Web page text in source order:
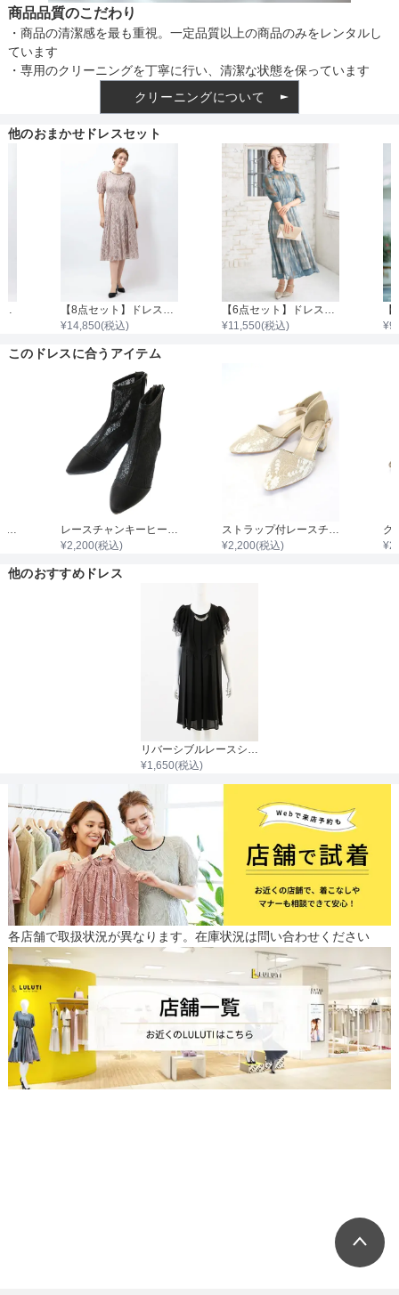
商品品質のこだわり
・商品の清潔感を最も重視。一定品質以上の商品のみをレンタルし
ています
・専用のクリーニングを丁寧に行い、清潔な状態を保っています
クリーニングについて
他のおまかせドレスセット
【8点セット】ドレス＋小物7点
【8点セット】ドレス＋小物7点
¥14,850(税込)
【6点セット】ドレス＋小物5点
¥11,550(税込) ¥
このドレスに合うアイテム
ストラップ付シャイニーサテンハイヒール
レースチャンキーヒールブーツ
¥2,200(税込)
ストラップ付レースチャンキーヒール
¥2,200(税込) ¥
他のおすすめドレス
リバーシブルレースシフォンボレロ
¥1,650(税込)
各店舗で取扱状況が異なります。在庫状況は問い合わせください